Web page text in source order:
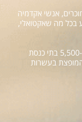
אנשי אקדמיה
בכל מה שאקטואלי,
השבועון מופץ בעשרות אלפי עותקים בכ-5,500 בתי כנסת
בעשרות